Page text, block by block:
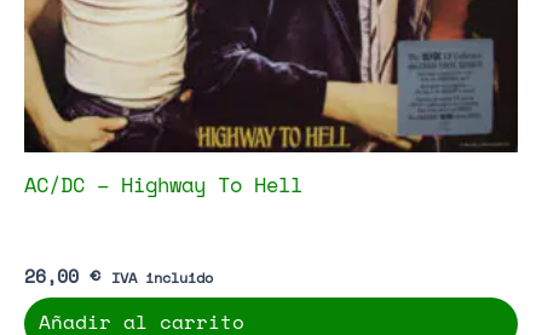
AC/DC – Highway To Hell
26,00 € IVA incluido
Añadir al carrito